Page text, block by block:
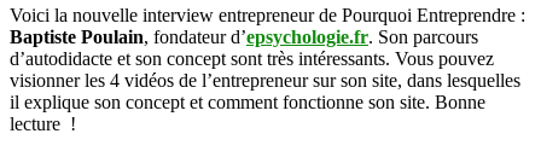
Baptiste
Poulain
fondateur
d’epsychologie.fr
Voici la nouvelle interview entrepreneur de Pourquoi Entreprendre :
Baptiste Poulain, fondateur d’epsychologie.fr. Son parcours
d’autodidacte et son concept sont très intéressants. Vous pouvez
visionner les 4 vidéos de l’entrepreneur sur son site, dans lesquelles
il explique son concept et comment fonctionne son site. Bonne
lecture !